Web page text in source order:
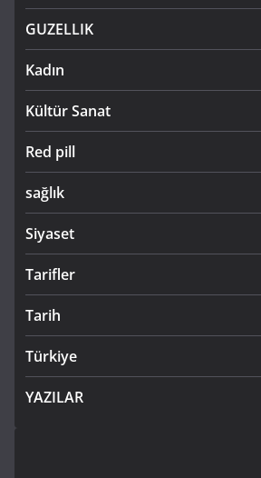
GUZELLIK
Kadın
Kültür Sanat
Red pill
sağlık
Siyaset
Tarifler
Tarih
Türkiye
YAZILAR